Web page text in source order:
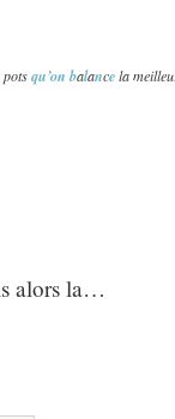
potsqu’on balancela
alors la…